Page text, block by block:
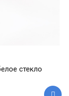
стекло